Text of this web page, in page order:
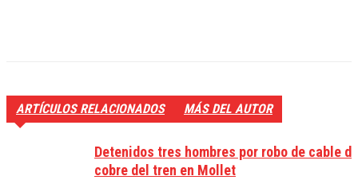
ARTÍCULOS RELACIONADOS MÁS DEL AUTOR
Detenidos tres hombres por robo de cable de
cobre del tren en Mollet